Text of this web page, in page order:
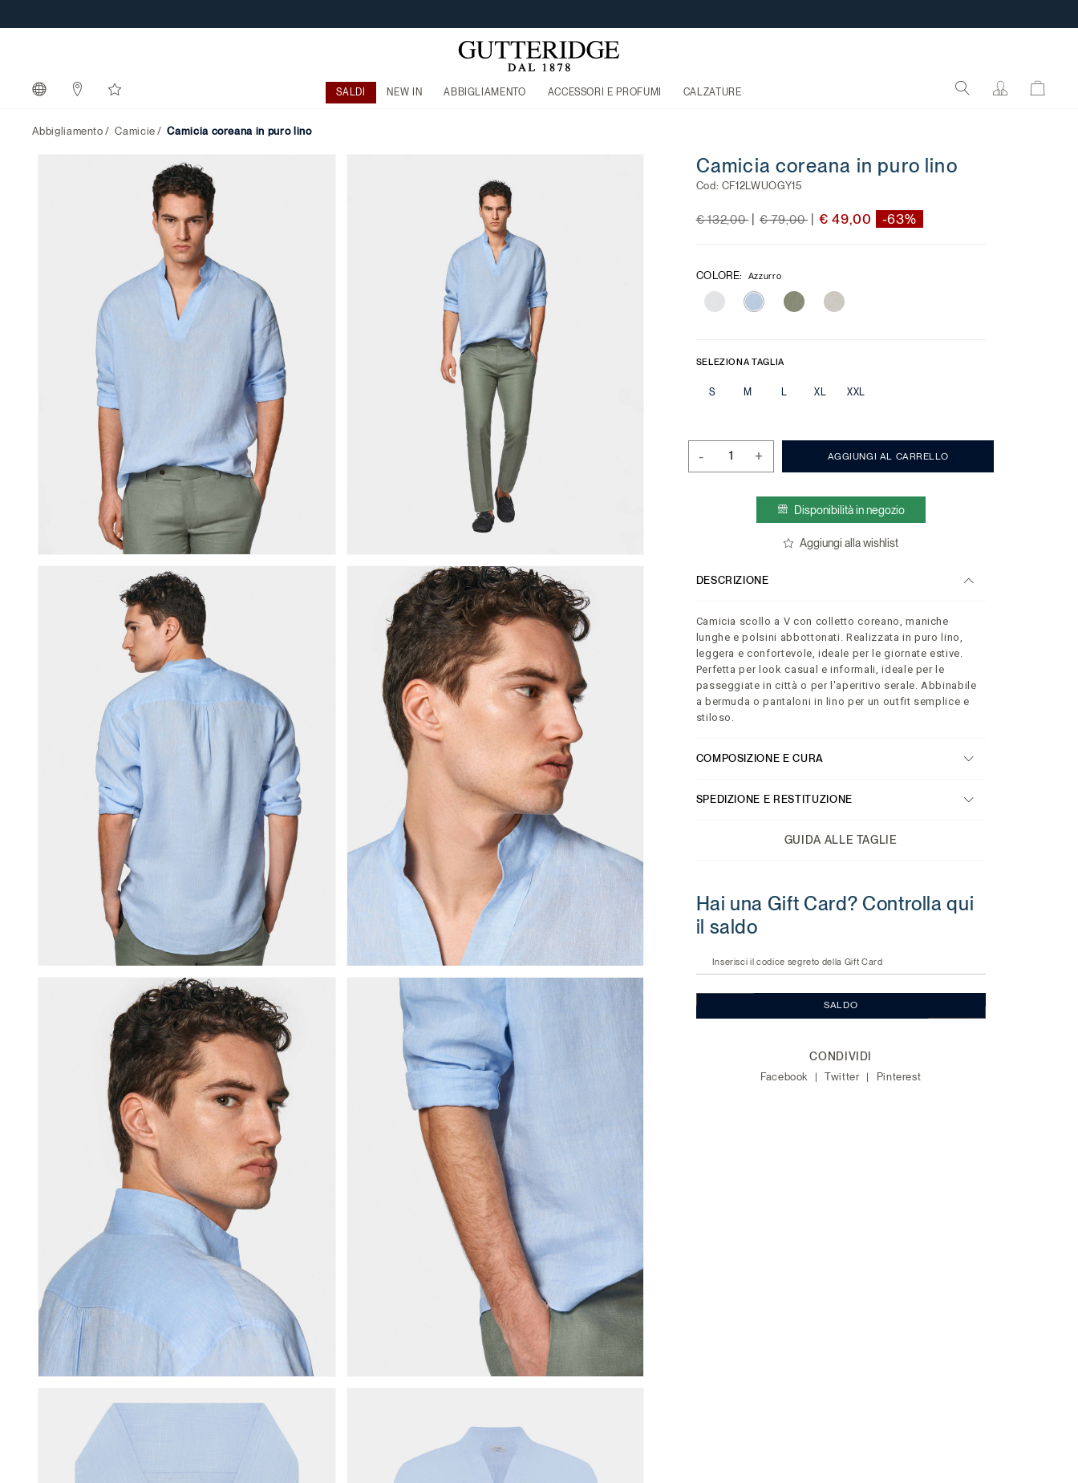
SALDI NEW IN ABBIGLIAMENTO ACCESSORI E PROFUMI CALZATURE
Abbigliamento Camicie camicia coreana in puro lino
Camicia coreana in puro lino
Cod: CF12LWUOGY15
Price reduced from
€ 132,00to Price reduced from
€ 79,00to € 49,00 -63%
COLORE: Azzurro
SELEZIONA TAGLIA
S M L XL XXL
- + AGGIUNGI AL CARRELLO
Disponibilità in negozio
Aggiungi alla wishlist
DESCRIZIONE
Camicia scollo a V con colletto coreano, maniche
lunghe e polsini abbottonati. Realizzata in puro lino,
leggera e confortevole, ideale per le giornate estive.
Perfetta per look casual e informali, ideale per le
passeggiate in città o per l'aperitivo serale. Abbinabile
a bermuda o pantaloni in lino per un outfit semplice e
stiloso.
COMPOSIZIONE E CURA
SPEDIZIONE E RESTITUZIONE
GUIDA ALLE TAGLIE
Hai una Gift Card? Controlla qui
il saldo
Inserisci il codice segreto della Gift Card
SALDO
CONDIVIDI
Facebook Twitter Pinterest